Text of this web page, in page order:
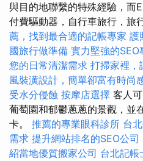
與目的地聯繫的特殊經驗，而
付費驅動器，自行車旅行，旅
薦，找到最合適的記帳專家 護
國旅行做準備 實力堅強的SEO
您的日常清潔需求 打掃家裡，
風裝潢設計，簡單卻富有時尚
受水分侵蝕 按摩店選擇 客人
葡萄園和郁鬱蔥蔥的景觀，並
卡。 推薦的專業眼科診所 台
需求 提升網站排名的SEO公司
紹當地優質搬家公司 台北記帳